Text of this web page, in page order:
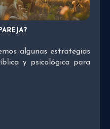
algunas estrategias
y psicológica para